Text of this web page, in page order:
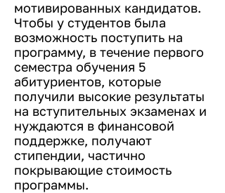
мотивированных кандидатов.
Чтобы у студентов была
возможность поступить на
программу, в течение первого
семестра обучения 5
абитуриентов, которые
получили высокие результаты
на вступительных экзаменах и
нуждаются в финансовой
поддержке, получают
стипендии, частично
покрывающие стоимость
программы.